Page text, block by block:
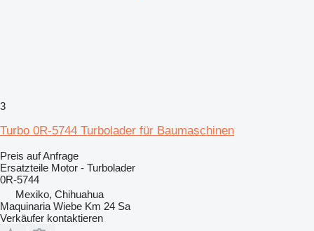
3
Turbo 0R-5744 Turbolader für Baumaschinen
Preis auf Anfrage
Ersatzteile Motor - Turbolader
0R-5744
Mexiko, Chihuahua
Maquinaria Wiebe Km 24 Sa
Verkäufer kontaktieren